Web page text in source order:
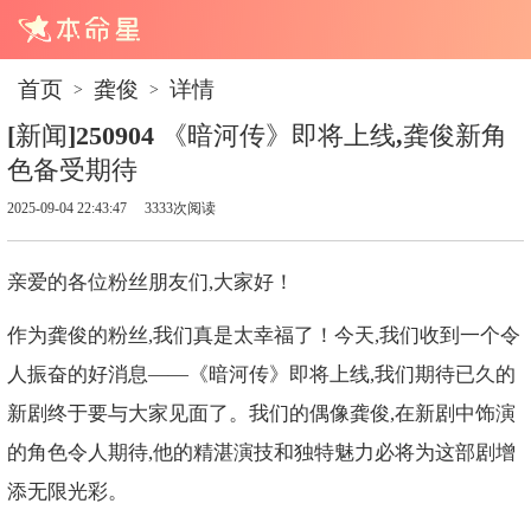
首页 > 龚俊 > 详情
[新闻]250904 《暗河传》即将上线,龚俊新角
色备受期待
2025-09-04 22:43:47 3333次阅读
亲爱的各位粉丝朋友们,大家好！
作为龚俊的粉丝,我们真是太幸福了！今天,我们收到一个令
人振奋的好消息——《暗河传》即将上线,我们期待已久的
新剧终于要与大家见面了。我们的偶像龚俊,在新剧中饰演
的角色令人期待,他的精湛演技和独特魅力必将为这部剧增
添无限光彩。